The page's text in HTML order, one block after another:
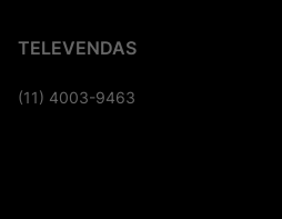
TELEVENDAS
(11) 4003-9463